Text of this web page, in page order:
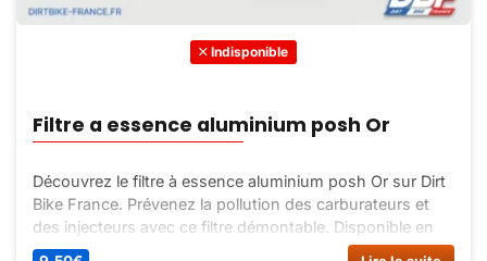
Indisponible
Filtre a essence aluminium posh Or
Découvrez le filtre à essence aluminium posh Or sur Dirt
Bike France. Prévenez la pollution des carburateurs et
des injecteurs avec ce filtre démontable. Disponible en
différentes couleurs.